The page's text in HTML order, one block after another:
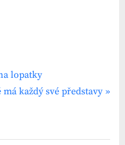
lopatky
má každý své představy